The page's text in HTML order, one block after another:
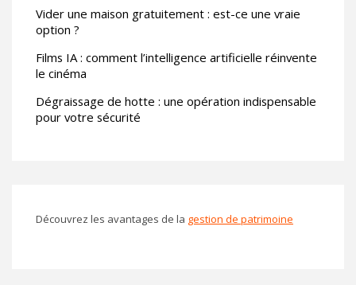
Vider une maison gratuitement : est-ce une vraie
option ?
Films IA : comment l’intelligence artificielle réinvente
le cinéma
Dégraissage de hotte : une opération indispensable
pour votre sécurité
Découvrez les avantages de la gestion de patrimoine